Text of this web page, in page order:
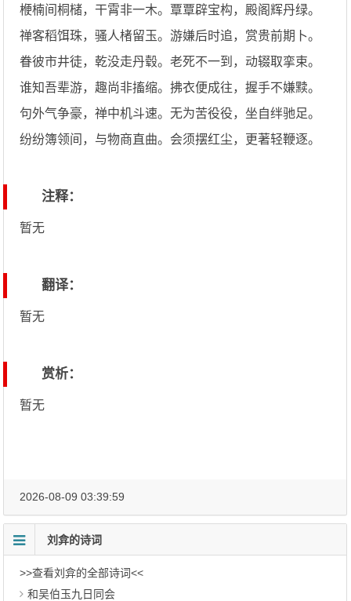
楩楠间桐槠，干霄非一木。覃覃辟宝构，殿阁辉丹绿。
禅客稻饵珠，骚人楮留玉。游嫌后时追，赏贵前期卜。
眷彼市井徒，乾没走丹毂。老死不一到，动辍取挛束。
谁知吾辈游，趣尚非搐缩。拂衣便成往，握手不嫌黩。
句外气争豪，禅中机斗速。无为苦役役，坐自绊驰足。
纷纷簿领间，与物商直曲。会须摆红尘，更著轻鞭逐。
注释：
暂无
翻译：
暂无
赏析：
暂无
2026-08-09 03:39:59
刘弇的诗词
>>查看刘弇的全部诗词<<
和吴伯玉九日同会